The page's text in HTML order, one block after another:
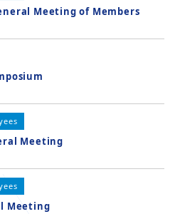
Meeting of Members
Meeting
Meeting